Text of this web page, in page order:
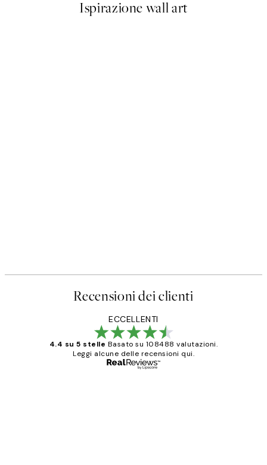
Ispirazione wall art
Recensioni dei clienti
ECCELLENTI
4.4 su 5 stelle Basato su 108488 valutazioni.
Leggi alcune delle recensioni qui.